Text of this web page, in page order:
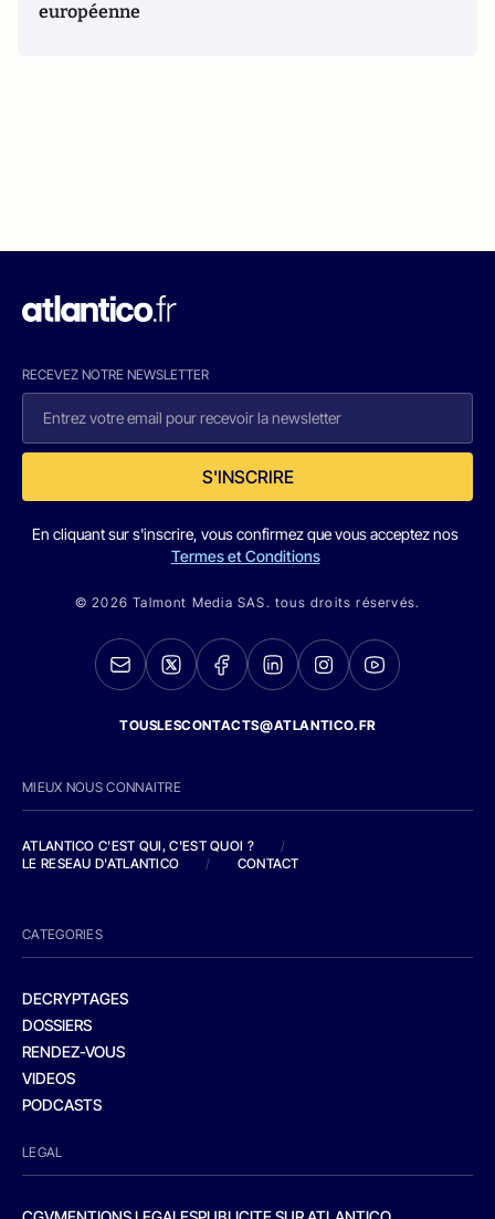
européenne
RECEVEZ NOTRE NEWSLETTER
S'INSCRIRE
En cliquant sur s'inscrire, vous confirmez que vous acceptez nos
Termes et Conditions
© 2026 Talmont Media SAS. tous droits réservés.
TOUSLESCONTACTS@ATLANTICO.FR
MIEUX NOUS CONNAITRE
ATLANTICO C'EST QUI, C'EST QUOI ?
/
LE RESEAU D'ATLANTICO
/ CONTACT
CATEGORIES
DECRYPTAGES
DOSSIERS
RENDEZ-VOUS
VIDEOS
PODCASTS
LEGAL